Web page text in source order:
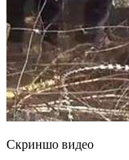
Скриншо видео